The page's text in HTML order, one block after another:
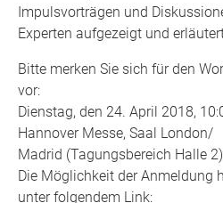
Impulsvorträgen und
Experten aufgezeigt und
Bitte merken Sie sich für den
vor:
Dienstag, den 24. April 2018,
Hannover Messe, Saal London/
Madrid (Tagungsbereich Halle 2)
Die Möglichkeit der Anmeldung
unter folgendem Link: